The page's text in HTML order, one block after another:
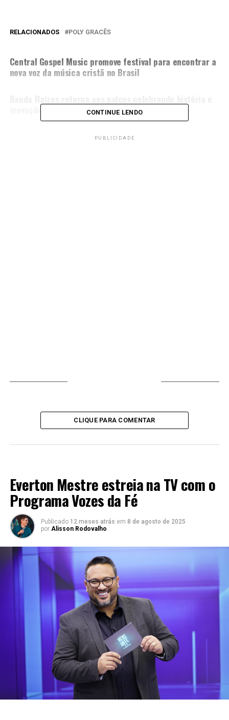
RELACIONADOS POLY GRACÊS
Central Gospel Music promove festival para encontrar a
nova voz da música cristã no Brasil
inovação
CONTINUE LENDO
PUBLICIDADE
CLIQUE PARA COMENTAR
Everton Mestre estreia na TV com o
Programa Vozes da Fé
Publicado 12 meses atrás em 8 de agosto de 2025
por Alisson Rodovalho